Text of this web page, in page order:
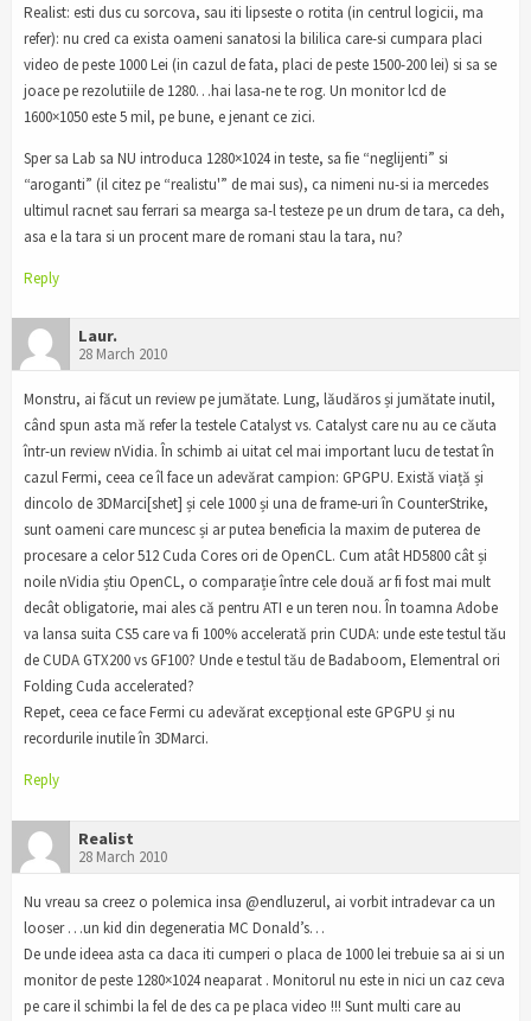
Realist: esti dus cu sorcova, sau iti lipseste o rotita (in centrul logicii, ma
refer): nu cred ca exista oameni sanatosi la bililica care-si cumpara placi
video de peste 1000 Lei (in cazul de fata, placi de peste 1500-200 lei) si sa se
joace pe rezolutiile de 1280…hai lasa-ne te rog. Un monitor lcd de
1600×1050 este 5 mil, pe bune, e jenant ce zici.
Sper sa Lab sa NU introduca 1280×1024 in teste, sa fie “neglijenti” si
“aroganti” (il citez pe “realistu'” de mai sus), ca nimeni nu-si ia mercedes
ultimul racnet sau ferrari sa mearga sa-l testeze pe un drum de tara, ca deh,
asa e la tara si un procent mare de romani stau la tara, nu?
Reply
Laur.
28 March 2010
Monstru, ai făcut un review pe jumătate. Lung, lăudăros și jumătate inutil,
când spun asta mă refer la testele Catalyst vs. Catalyst care nu au ce căuta
într-un review nVidia. În schimb ai uitat cel mai important lucu de testat în
cazul Fermi, ceea ce îl face un adevărat campion: GPGPU. Există viață și
dincolo de 3DMarci[shet] și cele 1000 și una de frame-uri în CounterStrike,
sunt oameni care muncesc și ar putea beneficia la maxim de puterea de
procesare a celor 512 Cuda Cores ori de OpenCL. Cum atât HD5800 cât și
noile nVidia știu OpenCL, o comparație între cele două ar fi fost mai mult
decât obligatorie, mai ales că pentru ATI e un teren nou. În toamna Adobe
va lansa suita CS5 care va fi 100% accelerată prin CUDA: unde este testul tău
de CUDA GTX200 vs GF100? Unde e testul tău de Badaboom, Elementral ori
Folding Cuda accelerated?
Repet, ceea ce face Fermi cu adevărat excepțional este GPGPU și nu
recordurile inutile în 3DMarci.
Reply
Realist
28 March 2010
Nu vreau sa creez o polemica insa @endluzerul, ai vorbit intradevar ca un
looser …un kid din degeneratia MC Donald’s…
De unde ideea asta ca daca iti cumperi o placa de 1000 lei trebuie sa ai si un
monitor de peste 1280×1024 neaparat . Monitorul nu este in nici un caz ceva
pe care il schimbi la fel de des ca pe placa video !!! Sunt multi care au